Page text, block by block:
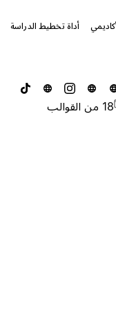
أداة تخطيط الدراسة
18 من القوالب